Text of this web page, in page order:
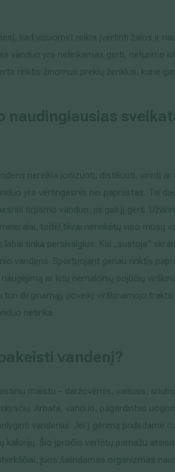
kad visuomet reikia įvertinti žalos ir
vanduo yra netinkamas gerti, neturime
rinktis žinomus prekių ženklus, kurie
naudingiausias
nereikia jonizuoti, distiliuoti, virinti
yra vertingesnis nei paprastas. Tai
tirpsmo vanduo, jis gali jį gerti.
todėl tikrai nereikėtų viso mūsų
labai tinka persivalgius. Kai „sustoja“
vandens. Sportuojant geriau rinktis
ar kitų nemalonių pojūčių
turi dirginamąjį poveikį virškinamojo
netinka.
vandenį?
maistu – daržovėmis, vaisiais,
Arbata, vanduo, pagardintas
vandeniui. Jei į gėrimą pridedame
kalorijų. Šio įpročio vertėtų pamažu
juos šalindamas organizmas